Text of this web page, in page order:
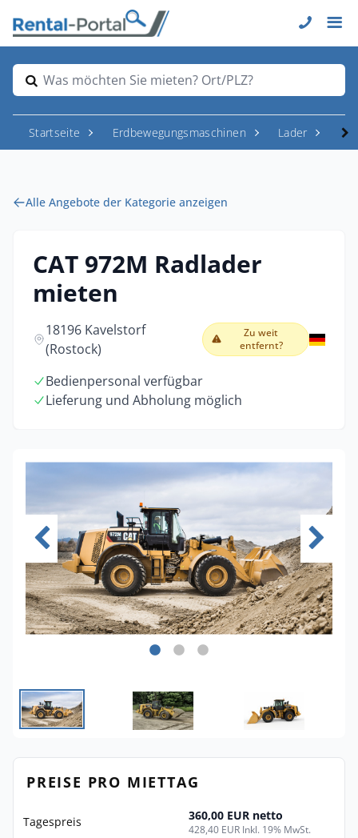
Was möchten Sie mieten? Ort/PLZ?
Startseite Erdbewegungsmaschinen Lader
Alle Angebote der Kategorie anzeigen
CAT 972M Radlader
mieten
18196 Kavelstorf
(Rostock)
Zu weit
entfernt?
Bedienpersonal verfügbar
Lieferung und Abholung möglich
PREISE PRO MIETTAG
Tagespreis 360,00 EUR netto
428,40 EUR Inkl. 19% MwSt.